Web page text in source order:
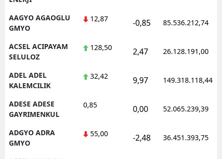
AAGYO AGAOGLU
GMYO
12,87 -0,85 85.536.212,74
ACSEL ACIPAYAM
SELULOZ
128,50 2,47 26.128.191,00
ADEL ADEL
KALEMCILIK
32,42 9,97 149.318.118,44
ADESE ADESE
GAYRIMENKUL
0,85 0,00 52.065.239,39
ADGYO ADRA
GMYO
55,00 -2,48 36.451.393,75